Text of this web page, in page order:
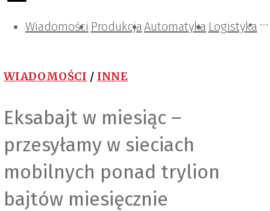
Wiadomości ProdukcjaAutomatyka Logistyka
Projektowanie i konstrukcje
Zarządzanie i IT
Tematy specjalne
WIADOMOŚCI / INNE
Eksabajt w miesiąc –
przesyłamy w sieciach
mobilnych ponad trylion
bajtów miesięcznie